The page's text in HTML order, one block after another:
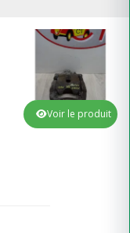
Voir le produit